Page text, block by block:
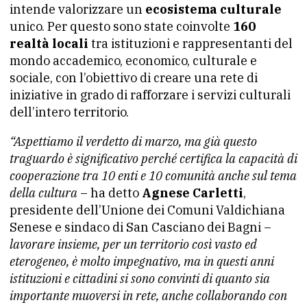
intende valorizzare un ecosistema culturale
unico. Per questo sono state coinvolte 160
realtà locali tra istituzioni e rappresentanti del
mondo accademico, economico, culturale e
sociale, con l’obiettivo di creare una rete di
iniziative in grado di rafforzare i servizi culturali
dell’intero territorio.
“Aspettiamo il verdetto di marzo, ma già questo
traguardo è significativo perché certifica la capacità di
cooperazione tra 10 enti e 10 comunità anche sul tema
della cultura – ha detto Agnese Carletti,
presidente dell’Unione dei Comuni Valdichiana
Senese e sindaco di San Casciano dei Bagni –
lavorare insieme, per un territorio così vasto ed
eterogeneo, è molto impegnativo, ma in questi anni
istituzioni e cittadini si sono convinti di quanto sia
importante muoversi in rete, anche collaborando con